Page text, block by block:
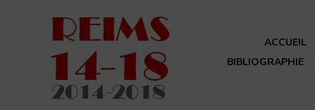
ACCUEIL
BIBLIOGRAPHIE